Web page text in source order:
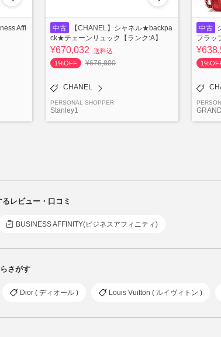
Affi
中古
【CHANEL】シャネル★backpa
ck★チェーンリュック【ランク:A】
¥670,032
送料込
1%OFF
¥676,800
CHANEL
PERSONAL SHOPPER
Stanley1
中古
フラッ
レビュー・口コミ
BUSINESS AFFINITY(ビジネスアフィニティ)
さがす
Dior ( ディオール ) Louis Vuitton ( ルイヴィトン )